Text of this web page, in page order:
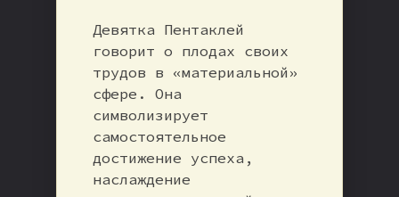
Девятка Пентаклей
говорит о плодах своих
трудов в «материальной»
сфере. Она
символизирует
самостоятельное
достижение успеха,
наслаждение